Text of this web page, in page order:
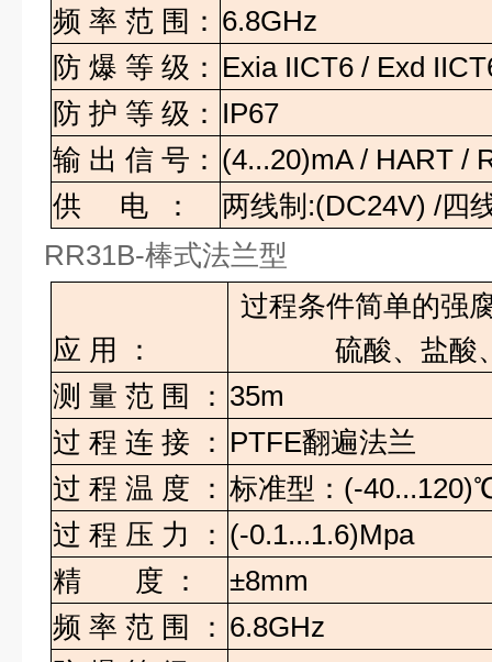
频 率 范 围： 6.8GHz
防 爆 等 级： Exia IICT6 / Exd
防 护 等 级： IP67
输 出 信 号： (4...20)mA / HART /
供
电 ： 两线制 :(DC24V) /四
RR31B-棒式法兰型
应 用 ：
过程条件简单的强
硫酸、盐酸
测 量 范 围 ： 35m
过 程 连 接 ： PTFE翻遍法兰
过 程 温 度 ： 标准型： (-40...120)
过 程 压 力 ： (-0.1...1.6)Mpa
精
度 ：
±8mm
频 率 范 围 ： 6.8GHz